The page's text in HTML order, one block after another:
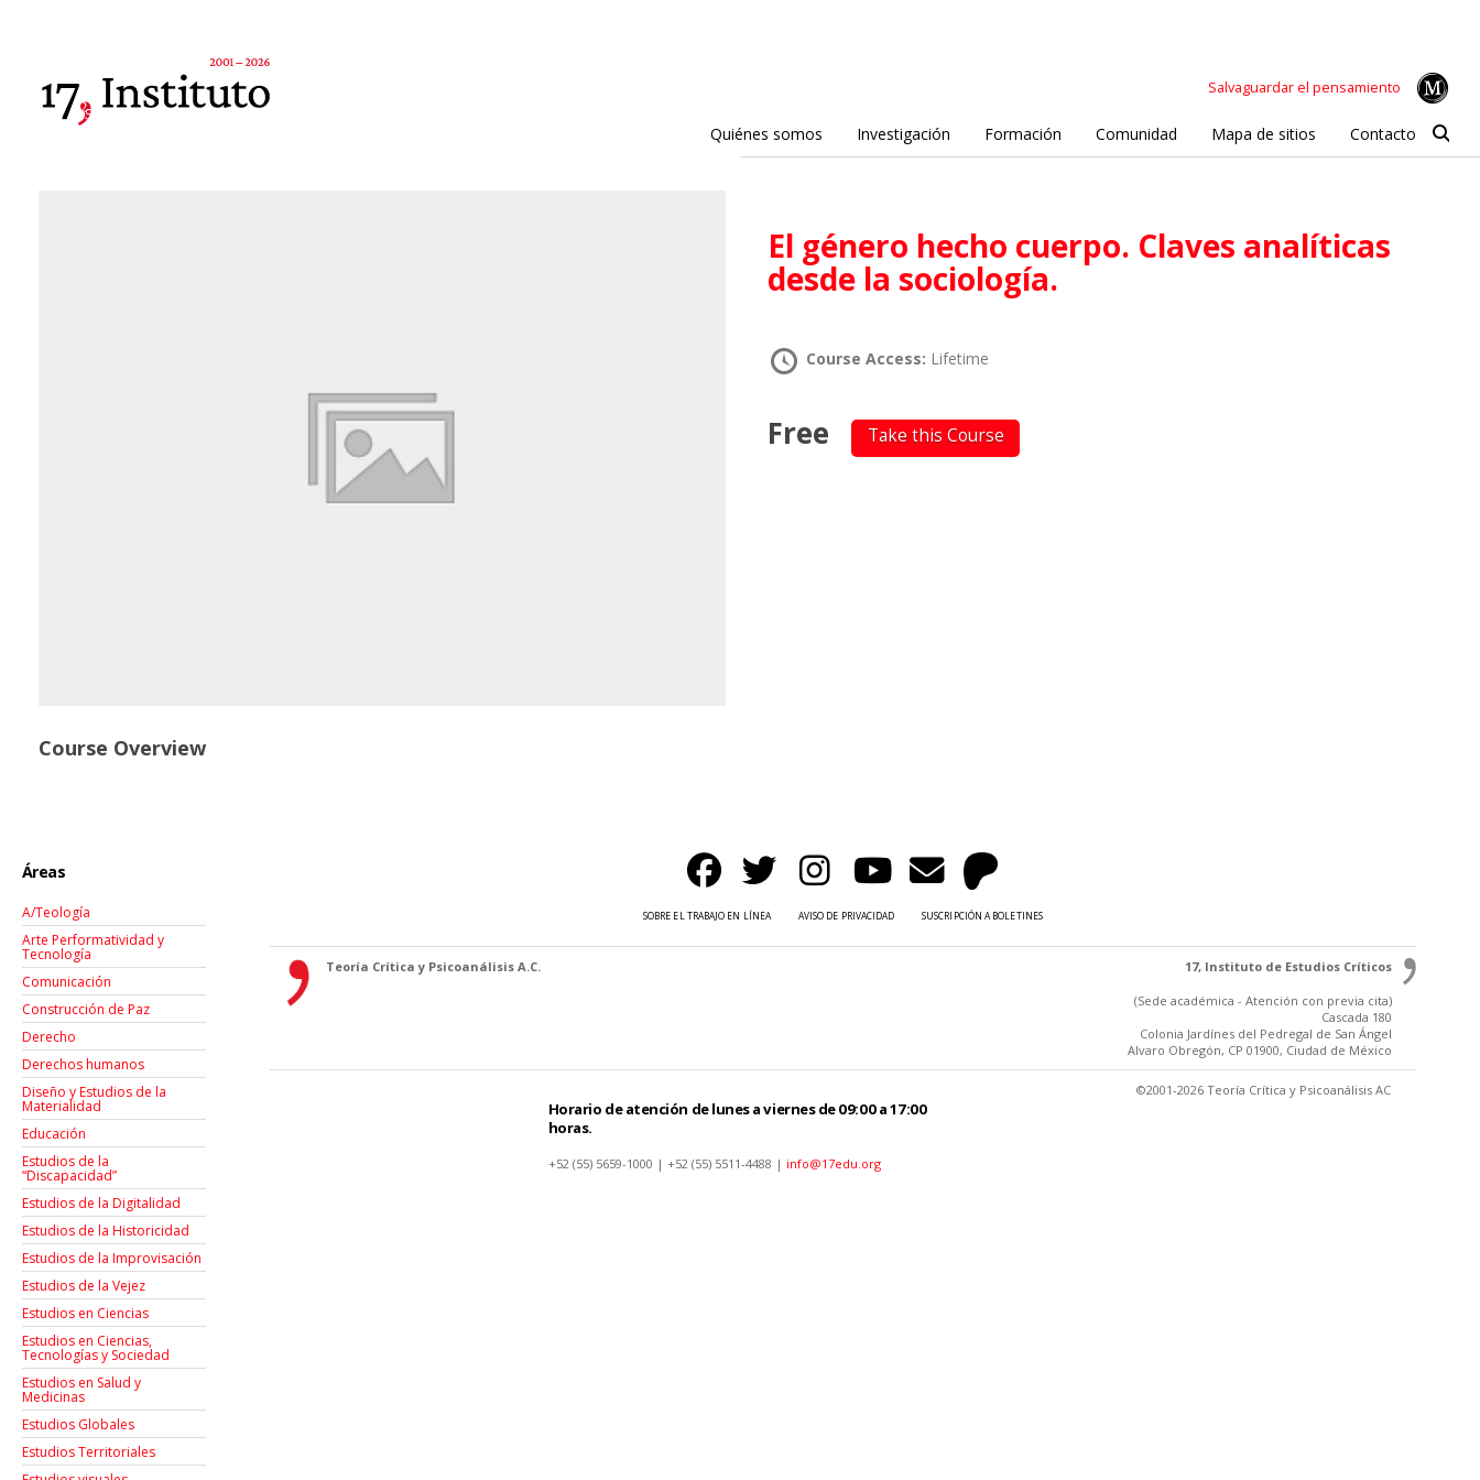
Salvaguardar el pensamiento
Quiénes somos Investigación Formación Comunidad Mapa de sitios Contacto
El género hecho cuerpo. Claves analíticas
desde la sociología.
Course Access: Lifetime
Free Take this Course
Course Overview
Áreas
A/Teología
Arte Performatividad y
Tecnología
Comunicación
Construcción de Paz
Derecho
Derechos humanos
Diseño y Estudios de la
Materialidad
Educación
Estudios de la
“Discapacidad”
Estudios de la Digitalidad
Estudios de la Historicidad
Estudios de la Improvisación
Estudios de la Vejez
Estudios en Ciencias
Estudios en Ciencias,
Tecnologías y Sociedad
Estudios en Salud y
Medicinas
Estudios Globales
Estudios Territoriales
SOBRE EL TRABAJO EN LÍNEA AVISO DE PRIVACIDAD SUSCRIPCIÓN A BOLETINES
Teoría Crítica y Psicoanálisis A.C. 17, Instituto de Estudios Críticos
(Sede académica - Atención con previa cita)
Cascada 180
Colonia Jardínes del Pedregal de San Ángel
Alvaro Obregón, CP 01900, Ciudad de México
Horario de atención de lunes a viernes de 09:00 a 17:00
horas.
+52 (55) 5659-1000 | +52 (55) 5511-4488 | info@17edu.org
©2001-2026 Teoría Crítica y Psicoanálisis AC